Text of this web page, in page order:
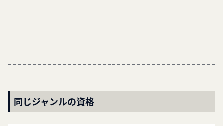
同じジャンルの資格